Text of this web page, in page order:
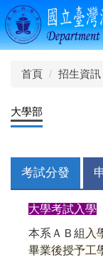
跳
到
主
區
首頁 招生資訊
大學部
考試分發
大學考試入學
本系ＡＢ組 入
畢業後授予工